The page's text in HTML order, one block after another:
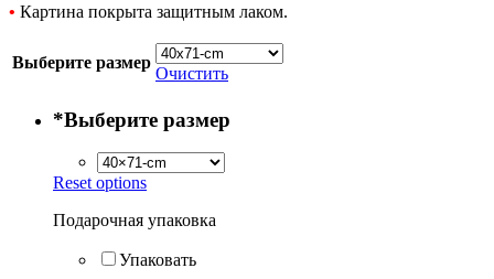
• Картина покрыта защитным лаком.
Выберите размер
Очистить
*Выберите размер
Reset options
Подарочная упаковка
Упаковать